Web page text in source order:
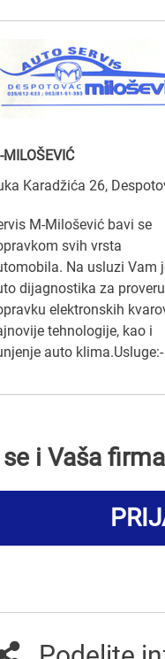
MILOŠEVIĆ
Karadžića 26,
M-Milošević bavi se
svih vrsta
Na usluzi Vam
dijagnostika za
elektronskih
tehnologije, kao i
auto
i Vaša